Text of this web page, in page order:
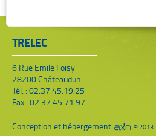
TRELEC
6 Rue Emile Foisy
28200 Châteaudun
Tél. : 02.37.45.19.25
Fax : 02.37.45.71.97
Conception et hébergement © 2013